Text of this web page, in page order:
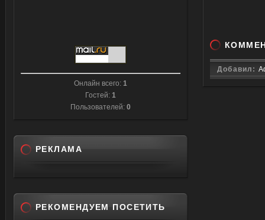
Добавил:
Онлайн всего: 1
Гостей: 1
Пользователей: 0
РЕКЛАМА
РЕКОМЕНДУЕМ ПОСЕТИТЬ